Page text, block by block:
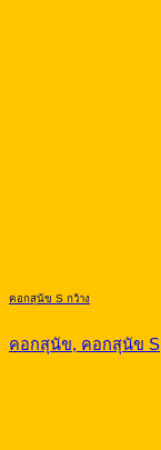
คอกสุนัข S กว้าง
คอกสุนัข, คอกสุนัข S